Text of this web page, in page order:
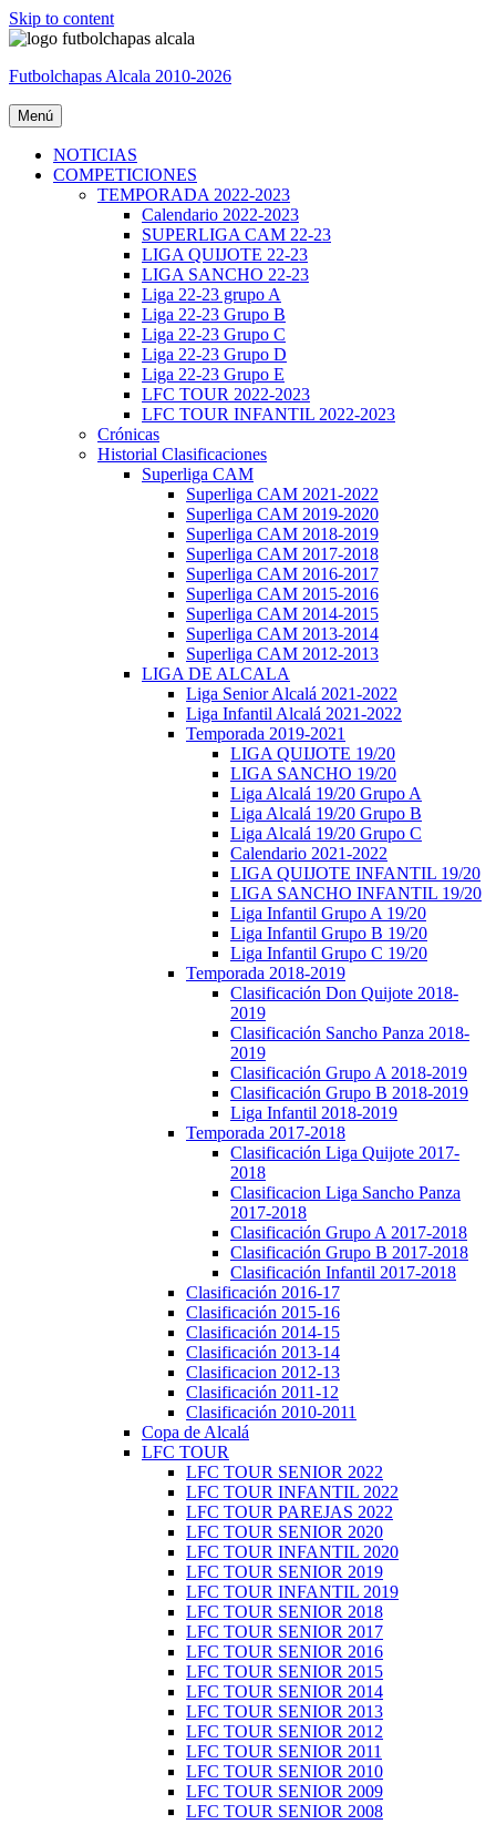
Skip to content
Futbolchapas Alcala 2010-2026
Menú
NOTICIAS
COMPETICIONES
TEMPORADA 2022-2023
Calendario 2022-2023
SUPERLIGA CAM 22-23
LIGA QUIJOTE 22-23
LIGA SANCHO 22-23
Liga 22-23 grupo A
Liga 22-23 Grupo B
Liga 22-23 Grupo C
Liga 22-23 Grupo D
Liga 22-23 Grupo E
LFC TOUR 2022-2023
LFC TOUR INFANTIL 2022-2023
Crónicas
Historial Clasificaciones
Superliga CAM
Superliga CAM 2021-2022
Superliga CAM 2019-2020
Superliga CAM 2018-2019
Superliga CAM 2017-2018
Superliga CAM 2016-2017
Superliga CAM 2015-2016
Superliga CAM 2014-2015
Superliga CAM 2013-2014
Superliga CAM 2012-2013
LIGA DE ALCALA
Liga Senior Alcalá 2021-2022
Liga Infantil Alcalá 2021-2022
Temporada 2019-2021
LIGA QUIJOTE 19/20
LIGA SANCHO 19/20
Liga Alcalá 19/20 Grupo A
Liga Alcalá 19/20 Grupo B
Liga Alcalá 19/20 Grupo C
Calendario 2021-2022
LIGA QUIJOTE INFANTIL 19/20
LIGA SANCHO INFANTIL 19/20
Liga Infantil Grupo A 19/20
Liga Infantil Grupo B 19/20
Liga Infantil Grupo C 19/20
Temporada 2018-2019
Clasificación Don Quijote 2018-
2019
Clasificación Sancho Panza 2018-
2019
Clasificación Grupo A 2018-2019
Clasificación Grupo B 2018-2019
Liga Infantil 2018-2019
Temporada 2017-2018
Clasificación Liga Quijote 2017-
2018
Clasificacion Liga Sancho Panza
2017-2018
Clasificación Grupo A 2017-2018
Clasificación Grupo B 2017-2018
Clasificación Infantil 2017-2018
Clasificación 2016-17
Clasificación 2015-16
Clasificación 2014-15
Clasificación 2013-14
Clasificacion 2012-13
Clasificación 2011-12
Clasificación 2010-2011
Copa de Alcalá
LFC TOUR
LFC TOUR SENIOR 2022
LFC TOUR INFANTIL 2022
LFC TOUR PAREJAS 2022
LFC TOUR SENIOR 2020
LFC TOUR INFANTIL 2020
LFC TOUR SENIOR 2019
LFC TOUR INFANTIL 2019
LFC TOUR SENIOR 2018
LFC TOUR SENIOR 2017
LFC TOUR SENIOR 2016
LFC TOUR SENIOR 2015
LFC TOUR SENIOR 2014
LFC TOUR SENIOR 2013
LFC TOUR SENIOR 2012
LFC TOUR SENIOR 2011
LFC TOUR SENIOR 2010
LFC TOUR SENIOR 2009
LFC TOUR SENIOR 2008